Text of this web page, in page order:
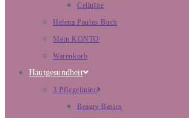
Cellulite
Helena Paulus Buch
Mein KONTO
Warenkorb
Hautgesundheit
3 Pflegelinien
Beauty Basics